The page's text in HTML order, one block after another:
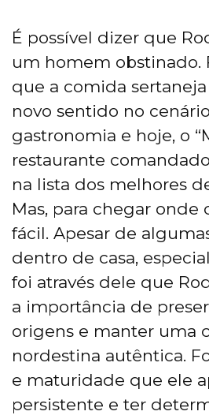
É possível dizer que
um homem obstinado.
que a comida
novo sentido no
gastronomia e hoje, o
restaurante
na lista dos melhores
Mas, para chegar onde
fácil. Apesar de
dentro de casa,
foi através dele que
a importância de
origens e manter uma
nordestina autêntica.
e maturidade que ele
persistente e ter